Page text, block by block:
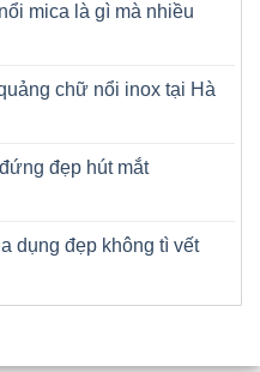
mica là gì mà nhiều
chữ nổi inox tại Hà
đẹp hút mắt
dụng đẹp không tì vết